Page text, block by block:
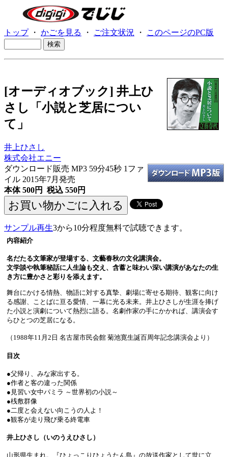
トップ・ かごを見る ・ ご注文状況 ・ このページのPC版
[オーディオブック] 井上ひ
さし「小説と芝居につい
て」
井上ひさし
株式会社エニー
ダウンロード販売 MP3 59分45秒 1ファ
イル 2015年7月発売
本体 500円 税込 550円
サンプル再生3から10分程度無料で試聴できます。
内容紹介
名だたる文筆家が登場する、文藝春秋の文化講演会。
文学談や執筆秘話に人生論も交え、含蓄と味わい深い講演があなたの生
き方に豊かさと彩りを添えます。
舞台にかける情熱、物語に対する真摯、劇場に寄せる期待、観客に向け
る感謝、ことばに亘る愛情、一幕に光る未来。井上ひさしが生涯を捧げ
た小説と演劇について熱烈に語る。名劇作家の手にかかれば、講演会す
らひとつの芝居になる。
（1988年11月2日 名古屋市民会館 菊池寛生誕百周年記念講演会より）
目次
●父帰り、みな家出する。
●作者と客の違った関係
●見習い女中パミラ ～世界初の小説～
●桟敷群像
●二度と会えない向こうの人よ！
●観客が走り飛び乗る終電車
井上ひさし（いのうえひさし）
山形県生まれ。『ひょっこりひょうたん島』の放送作家として世に立